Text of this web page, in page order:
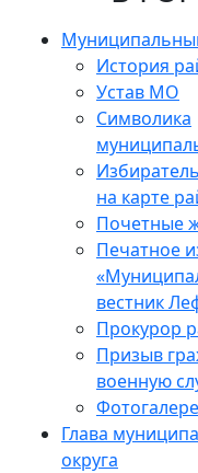
История
Устав МО
Символика
на карте
Почетные
Печатное
вестник
Прокурор
Призыв
военную
Глава
округа